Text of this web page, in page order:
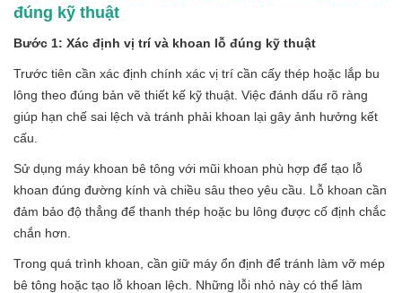
đúng kỹ thuật
Bước 1: Xác định vị trí và khoan lỗ đúng kỹ thuật
Trước tiên cần xác định chính xác vị trí cần cấy thép hoặc lắp bu
lông theo đúng bản vẽ thiết kế kỹ thuật. Việc đánh dấu rõ ràng
giúp hạn chế sai lệch và tránh phải khoan lại gây ảnh hưởng kết
cấu.
Sử dụng máy khoan bê tông với mũi khoan phù hợp để tạo lỗ
khoan đúng đường kính và chiều sâu theo yêu cầu. Lỗ khoan cần
đảm bảo độ thẳng để thanh thép hoặc bu lông được cố định chắc
chắn hơn.
Trong quá trình khoan, cần giữ máy ổn định để tránh làm vỡ mép
bê tông hoặc tạo lỗ khoan lệch. Những lỗi nhỏ này có thể làm